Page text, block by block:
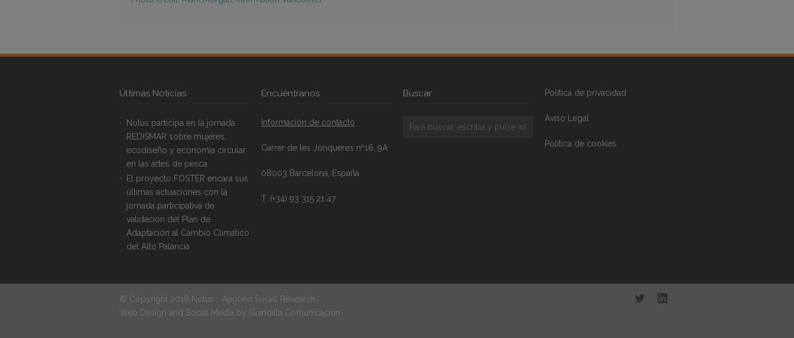
Últimas Noticias
Notus participa en la jornada
REDISMAR sobre mujeres,
ecodiseño y economía circular
en las artes de pesca
El proyecto FOSTER encara sus
últimas actuaciones con la
jornada participativa de
validación del Plan de
Adaptación al Cambio Climático
del Alto Palancia
Encuéntranos
Información de contacto
Carrer de les Jonqueres nº16, 9A
08003 Barcelona, España
T. (+34) 93 315 21 47
Buscar Política de privacidad
Aviso Legal
Política de cookies
© Copyright 2018 Notus :: Applied Social Research
Web Design and Social Media by Guindilla Comunicación